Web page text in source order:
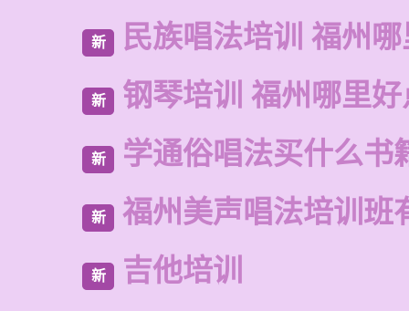
新 民族唱法培训 福州
新 钢琴培训 福州哪里
新 学通俗唱法买什么书
新 福州美声唱法培训班
新 吉他培训